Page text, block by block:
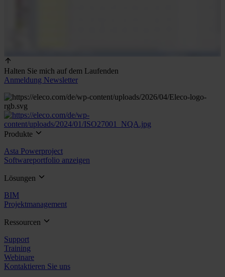
Halten Sie mich auf dem Laufenden
Anmeldung Newsletter
Produkte
Asta Powerproject
Softwareportfolio anzeigen
Lösungen
BIM
Projektmanagement
Ressourcen
Support
Training
Webinare
Kontaktieren Sie uns